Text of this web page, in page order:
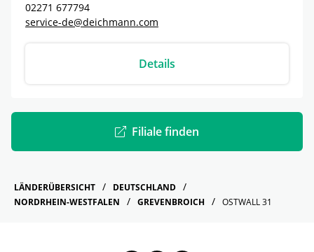
02271 677794
service-de@deichmann.com
Details
Filiale finden
LÄNDERÜBERSICHT
DEUTSCHLAND
NORDRHEIN-WESTFALEN
GREVENBROICH OSTWALL 31